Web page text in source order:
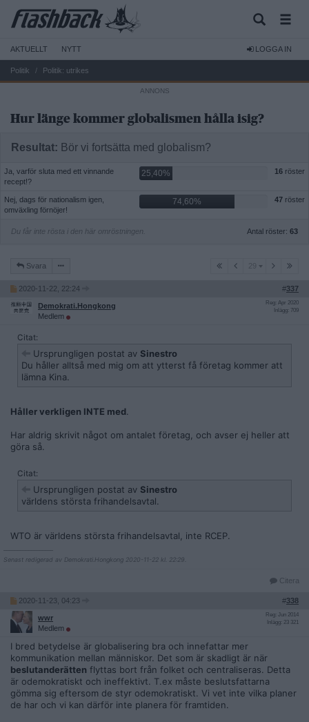
AKTUELLT NYTT LOGGA IN
Politik Politik: utrikes
Hur länge kommer globalismen hålla isig?
Resultat: Bör vi fortsätta med globalism?
Ja, varför sluta med ett vinnande
recept!?
25,40% 16 röster
Nej, dags för nationalism igen,
omväxling förnöjer!
74,60% 47 röster
Antal röster: 63
Du får inte rösta i den här omröstningen.
Svara
2020-11-22, 22:24 #337
Demokrati.Hongkong
Medlem
Reg: Apr 2020
Inlägg: 709
Citat:
Ursprungligen postat av Sinestro
Du håller alltså med mig om att ytterst få företag kommer att
lämna Kina.
Håller verkligen INTE med.
Har aldrig skrivit något om antalet företag, och avser ej heller att
göra så.
Citat:
Ursprungligen postat av Sinestro
världens största frihandelsavtal.
WTO är världens största frihandelsavtal, inte RCEP.
Senast redigerad av Demokrati.Hongkong 2020-11-22 kl. 22:29.
Citera
2020-11-23, 04:23 #338
wwr
Medlem
Reg: Jun 2014
Inlägg: 23 321
I bred betydelse är globalisering bra och innefattar mer
kommunikation mellan människor. Det som är skadligt är när
beslutanderätten flyttas bort från folket och centraliseras. Detta
är odemokratiskt och ineffektivt. T.ex måste beslutsfattarna
gömma sig eftersom de styr odemokratiskt. Vi vet inte vilka planer
de har och vi kan därför inte planera för framtiden.